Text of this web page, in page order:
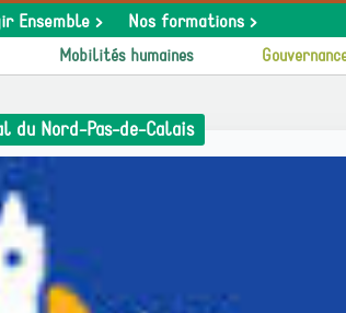
Ensemble > Nos formations >
Mobilités humaines
du Nord-Pas-de-Calais